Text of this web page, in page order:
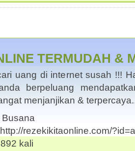
TERMUDAH &
uang di internet susah !!!
berpeluang
menjanjikan &
Busana
rezekikitaonline.com/
kali